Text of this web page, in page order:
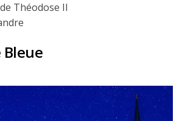
Théodose II
Bleue